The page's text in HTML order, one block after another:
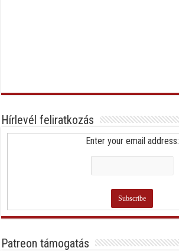
Hírlevél feliratkozás
Enter your email address:
Patreon támogatás